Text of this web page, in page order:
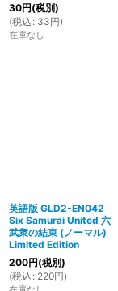
30円(税別)
(税込 : 33円)
在庫なし
英語版 GLD2-EN042
Six Samurai United 六
武衆の結束 (ノーマル)
Limited Edition
200円(税別)
(税込 : 220円)